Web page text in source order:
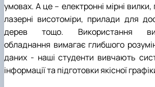
умовах. А це – електронні мірні
лазерні висотоміри, прилади для
дерев тощо. Використання
обладнання вимагає глибшого
даних - наші студенти вивчають
інформації та підготовки якісної